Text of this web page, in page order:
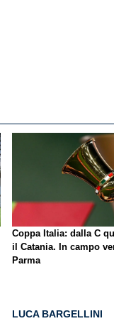
Coppa Italia: dalla C
il Catania. In campo
Parma
LUCA BARGELLINI